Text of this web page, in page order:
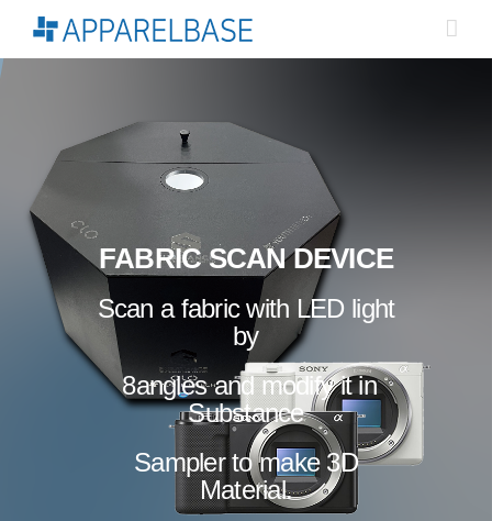
FABRIC SCAN DEVICE
Scan a fabric with LED light
by
8angles and modify it in
Substance
Sampler to make 3D
Material.